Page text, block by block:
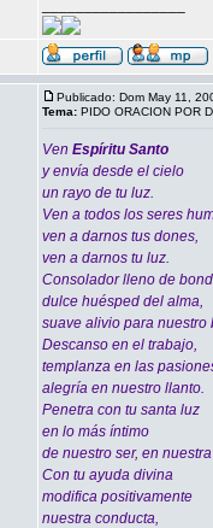
Publicado: Dom May 11,
Tema: PIDO ORACION POR
Ven Espíritu Santo
y envía desde el cielo
un rayo de tu luz.
Ven a todos los seres
ven a darnos tus dones,
ven a darnos tu luz.
Consolador lleno de
dulce huésped del alma,
suave alivio para nuestro
Descanso en el trabajo,
templanza en las
alegría en nuestro llanto.
Penetra con tu santa luz
en lo más íntimo
de nuestro ser, en
Con tu ayuda divina
modifica positivamente
nuestra conducta,